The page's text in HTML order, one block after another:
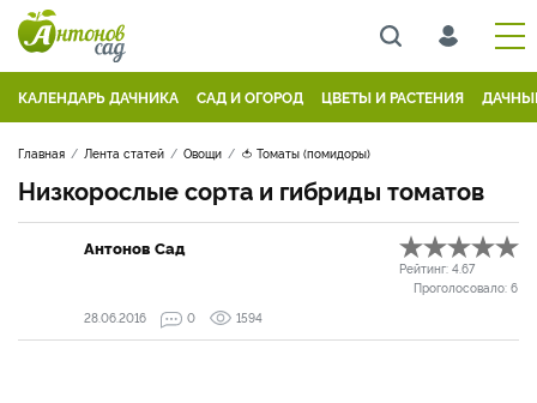
КАЛЕНДАРЬ ДАЧНИКА САД И ОГОРОД ЦВЕТЫ И РАСТЕНИЯ
Главная Лента статей Овощи 🍅 Томаты (помидоры)
Низкорослые сорта и гибриды томатов
Антонов Сад
Рейтинг: 4.67
Проголосовало: 6
28.06.2016
0 1594